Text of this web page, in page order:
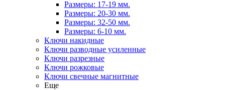
Размеры: 17-19 мм.
Размеры: 20-30 мм.
Размеры: 32-50 мм.
Размеры: 6-10 мм.
Ключи накидные
Ключи разводные усиленные
Ключи разрезные
Ключи рожковые
Ключи свечные магнитные
Еще